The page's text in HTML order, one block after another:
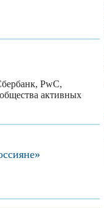
PwC,
активных